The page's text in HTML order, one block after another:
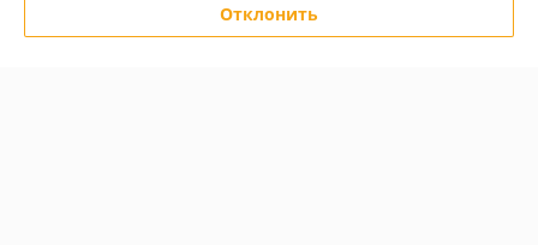
Политика обработки cookies
Отклонить